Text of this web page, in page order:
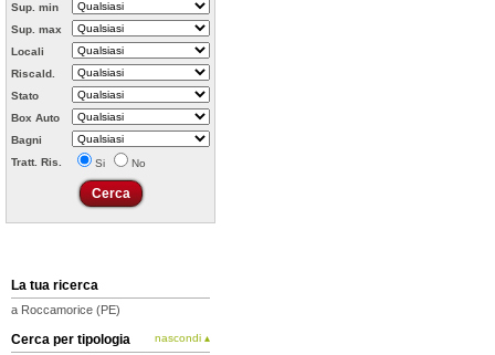
Sup. min
Sup. max
Locali
Riscald.
Stato
Box Auto
Bagni
Tratt. Ris.
Si No
La tua ricerca
a Roccamorice (PE)
Cerca per tipologia nascondi ▴